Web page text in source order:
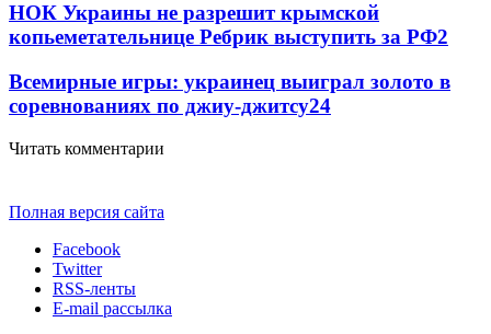
НОК Украины не разрешит крымской
копьеметательнице Ребрик выступить за РФ2
Всемирные игры: украинец выиграл золото в
соревнованиях по джиу-джитсу24
Читать комментарии
Полная версия сайта
Facebook
Twitter
RSS-ленты
E-mail рассылка